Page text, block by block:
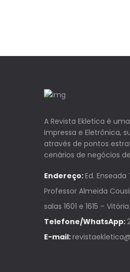
A Revista Ekletica é
Impressa e Eletrônica,
através de pontos
cenários de negócios
Endereço:Ed.
Professor Almeida
salas 1601 e 1615 –
Telefone/WhatsApp:
E-mail: